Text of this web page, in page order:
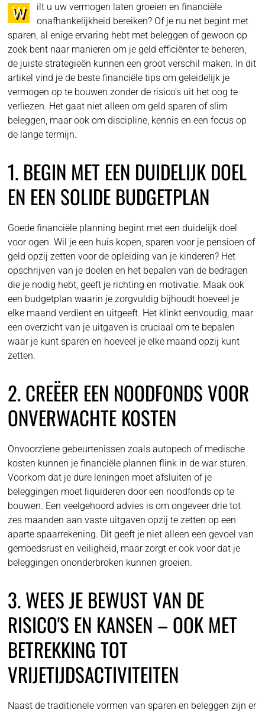
W
ilt u uw vermogen laten groeien en financiële
onafhankelijkheid bereiken? Of je nu net begint met
sparen, al enige ervaring hebt met beleggen of gewoon op
zoek bent naar manieren om je geld efficiënter te beheren,
de juiste strategieën kunnen een groot verschil maken. In dit
artikel vind je de beste financiële tips om geleidelijk je
vermogen op te bouwen zonder de risico's uit het oog te
verliezen. Het gaat niet alleen om geld sparen of slim
beleggen, maar ook om discipline, kennis en een focus op
de lange termijn.
1. BEGIN MET EEN DUIDELIJK DOEL
EN EEN SOLIDE BUDGETPLAN
Goede financiële planning begint met een duidelijk doel
voor ogen. Wil je een huis kopen, sparen voor je pensioen of
geld opzij zetten voor de opleiding van je kinderen? Het
opschrijven van je doelen en het bepalen van de bedragen
die je nodig hebt, geeft je richting en motivatie. Maak ook
een budgetplan waarin je zorgvuldig bijhoudt hoeveel je
elke maand verdient en uitgeeft. Het klinkt eenvoudig, maar
een overzicht van je uitgaven is cruciaal om te bepalen
waar je kunt sparen en hoeveel je elke maand opzij kunt
zetten.
2. CREËER EEN NOODFONDS VOOR
ONVERWACHTE KOSTEN
Onvoorziene gebeurtenissen zoals autopech of medische
kosten kunnen je financiële plannen flink in de war sturen.
Voorkom dat je dure leningen moet afsluiten of je
beleggingen moet liquideren door een noodfonds op te
bouwen. Een veelgehoord advies is om ongeveer drie tot
zes maanden aan vaste uitgaven opzij te zetten op een
aparte spaarrekening. Dit geeft je niet alleen een gevoel van
gemoedsrust en veiligheid, maar zorgt er ook voor dat je
beleggingen ononderbroken kunnen groeien.
3. WEES JE BEWUST VAN DE
RISICO'S EN KANSEN – OOK MET
BETREKKING TOT
VRIJETIJDSACTIVITEITEN
Naast de traditionele vormen van sparen en beleggen zijn er